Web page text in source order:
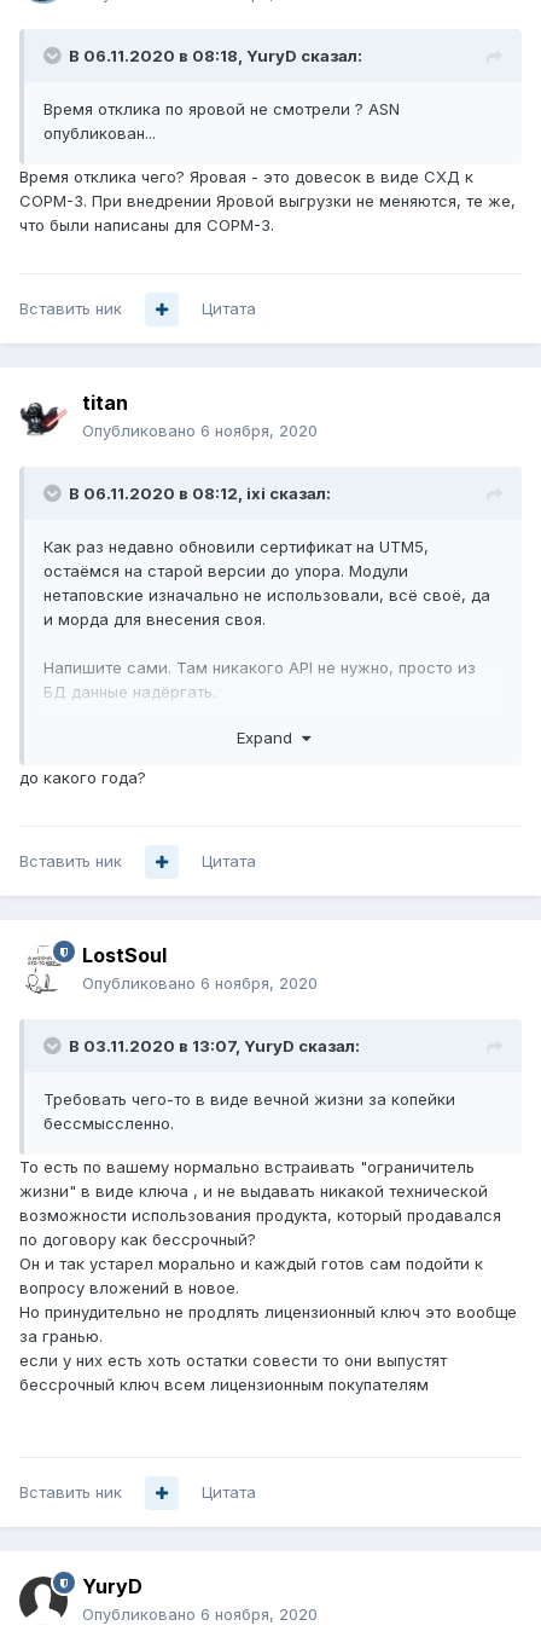
В 06.11.2020 в 08:18, YuryD сказал:
Время отклика по яровой не смотрели ? ASN
опубликован...
Время отклика чего? Яровая - это довесок в виде СХД к
СОРМ-3. При внедрении Яровой выгрузки не меняются, те же,
что были написаны для СОРМ-3.
Вставить ник Цитата
titan
Опубликовано 6 ноября, 2020
В 06.11.2020 в 08:12, ixi сказал:
Как раз недавно обновили сертификат на UTM5,
остаёмся на старой версии до упора. Модули
нетаповские изначально не использовали, всё своё, да
и морда для внесения своя.
Напишите сами. Там никакого API не нужно, просто из
БД данные надёргать.
Expand
до какого года?
Вставить ник Цитата
LostSoul
Опубликовано 6 ноября, 2020
В 03.11.2020 в 13:07, YuryD сказал:
Требовать чего-то в виде вечной жизни за копейки
бессмыссленно.
То есть по вашему нормально встраивать "ограничитель
жизни" в виде ключа , и не выдавать никакой технической
возможности использования продукта, который продавался
по договору как бессрочный?
Он и так устарел морально и каждый готов сам подойти к
вопросу вложений в новое.
Но принудительно не продлять лицензионный ключ это вообще
за гранью.
если у них есть хоть остатки совести то они выпустят
бессрочный ключ всем лицензионным покупателям
Вставить ник Цитата
YuryD
Опубликовано 6 ноября, 2020